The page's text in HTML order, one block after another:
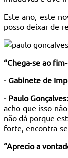
Este ano, este
posso deixar de
“Chega-se ao
- Gabinete de
- Paulo Gonçalves:
acho que isso
não dá porque
forte, encontra-
“Aprecio a